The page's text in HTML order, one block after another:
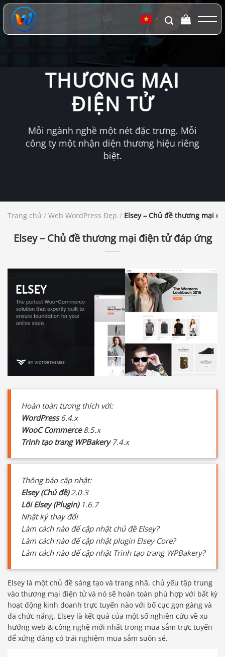
Chuyển
đến
dung
▼
THƯƠNG MẠI
ĐIỆN TỬ
Mỗi ngành nghề một nét đặc trưng. Mỗi
công ty một nhận diện thương hiệu riêng
biệt.
Trang chủ / Web WordPress Đẹp / Elsey – Chủ đề thương mại
Elsey – Chủ đề thương mại điện tử đáp ứng
Hoàn toàn tương thích với:
WordPress6.4.x
WooC Commerce8.5.x
Trình tạo trang WPBakery7.4.x
Thông báo cập nhật:
Elsey (Chủ đề)2.0.3
Lõi Elsey (Plugin)1.6.7
Nhật ký thay đổi
Làm cách nào để cập nhật chủ đề Elsey?
Làm cách nào để cập nhật plugin Elsey Core?
Làm cách nào để cập nhật Trình tạo trang WPBakery?
Elsey là một chủ đề sáng tạo và trang nhã, chủ yếu tập trung
vào thương mại điện tử và nó sẽ hoàn toàn phù hợp với bất kỳ
hoạt động kinh doanh trực tuyến nào với bố cục gọn gàng và
đa chức năng. Elsey là kết quả của một số nghiên cứu về xu
hướng web & công nghệ mới nhất trong mua sắm trực tuyến
để xứng đáng có trải nghiệm mua sắm suôn sẻ.